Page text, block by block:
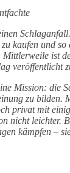
kaufen und
ist
Mission: die
zu bilden.
privat mit
nicht
kämpfen –